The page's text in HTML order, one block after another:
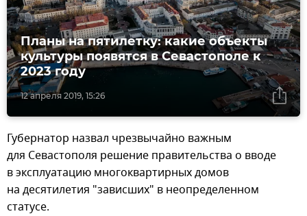
12 апреля 2019, 15:26
Планы на пятилетку: какие объекты
культуры появятся в Севастополе к
2023 году
Губернатор назвал чрезвычайно важным
для Севастополя решение правительства о вводе
в эксплуатацию многоквартирных домов
на десятилетия "зависших" в неопределенном
статусе.